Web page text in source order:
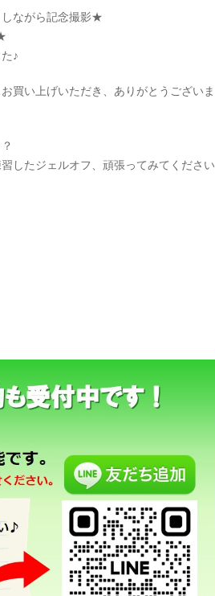
しながら記念撮影★
♪
買い上げいただき、ありがとうございま
したジェルオフ、頑張ってみてください